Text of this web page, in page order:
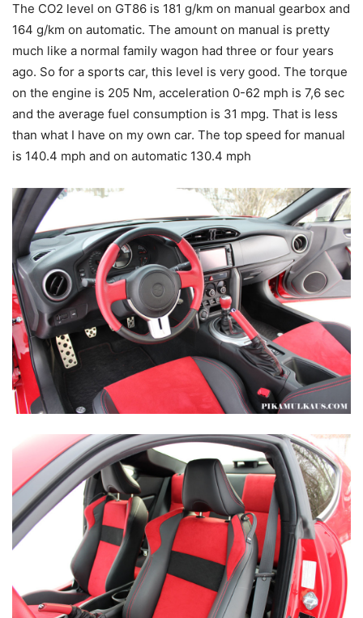
The CO2 level on GT86 is 181 g/km on manual gearbox and
164 g/km on automatic. The amount on manual is pretty
much like a normal family wagon had three or four years
ago. So for a sports car, this level is very good. The torque
on the engine is 205 Nm, acceleration 0-62 mph is 7,6 sec
and the average fuel consumption is 31 mpg. That is less
than what I have on my own car. The top speed for manual
is 140.4 mph and on automatic 130.4 mph